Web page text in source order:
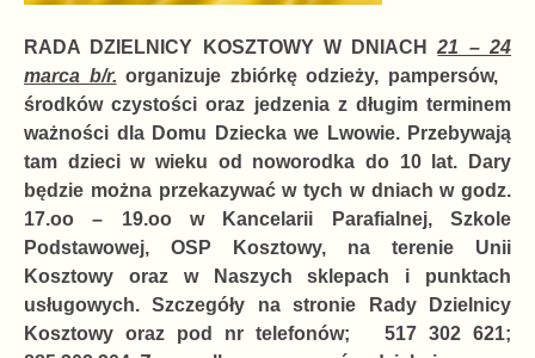
RADA DZIELNICY KOSZTOWY W DNIACH21 – 24
marca b/r. organizuje zbiórkę odzieży, pampersów,
środków czystości oraz jedzenia z długim terminem
ważności dla Domu Dziecka we Lwowie. Przebywają
tam dzieci w wieku od noworodka do 10 lat. Dary
będzie można przekazywać w tych w dniach w godz.
17.oo – 19.oo w Kancelarii Parafialnej, Szkole
Podstawowej, OSP Kosztowy, na terenie Unii
Kosztowy oraz w Naszych sklepach i punktach
usługowych. Szczegóły na stronie Rady Dzielnicy
Kosztowy oraz pod nr telefonów; 517 302 621;